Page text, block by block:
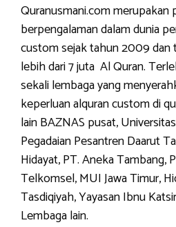
Quranusmani.com merupakan
berpengalaman dalam dunia
custom sejak tahun 2009
lebih dari 7 juta Al Quran.
sekali lembaga yang
keperluan alquran custom di
lain BAZNAS pusat,
Pegadaian Pesantren Daarut
Hidayat, PT. Aneka Tambang,
Telkomsel, MUI Jawa Timur,
Tasdiqiyah, Yayasan Ibnu
Lembaga lain.